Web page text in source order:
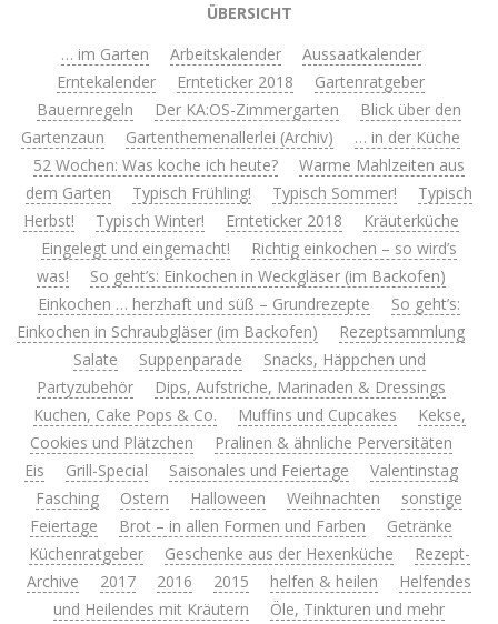
ÜBERSICHT
… im Garten
Arbeitskalender
Aussaatkalender
Erntekalender
Ernteticker 2018
Gartenratgeber
Bauernregeln
Der KA:OS-Zimmergarten
Blick über den
Gartenzaun
Gartenthemenallerlei (Archiv)
… in der Küche
52 Wochen: Was koche ich heute?
Warme Mahlzeiten aus
dem Garten
Typisch Frühling! Typisch Sommer!
Typisch
Herbst!
Typisch Winter! Ernteticker 2018
Kräuterküche
Eingelegt und eingemacht!
Richtig einkochen – so wird’s
was!
So geht’s: Einkochen in Weckgläser (im Backofen)
Einkochen … herzhaft und süß – Grundrezepte
So geht’s:
Einkochen in Schraubgläser (im Backofen)
Rezeptsammlung
Salate
Suppenparade
Snacks, Häppchen und
Partyzubehör
Dips, Aufstriche, Marinaden & Dressings
Kuchen, Cake Pops & Co.
Muffins und Cupcakes
Kekse,
Cookies und Plätzchen
Pralinen & ähnliche Perversitäten
Eis
Grill-Special Saisonales und Feiertage
Valentinstag
Fasching
Ostern Halloween Weihnachten
sonstige
Feiertage
Brot – in allen Formen und Farben
Getränke
Küchenratgeber
Geschenke aus der Hexenküche
Rezept-
Archive
2017 2016 2015 helfen & heilen
Helfendes
und Heilendes mit Kräutern
Öle, Tinkturen und mehr